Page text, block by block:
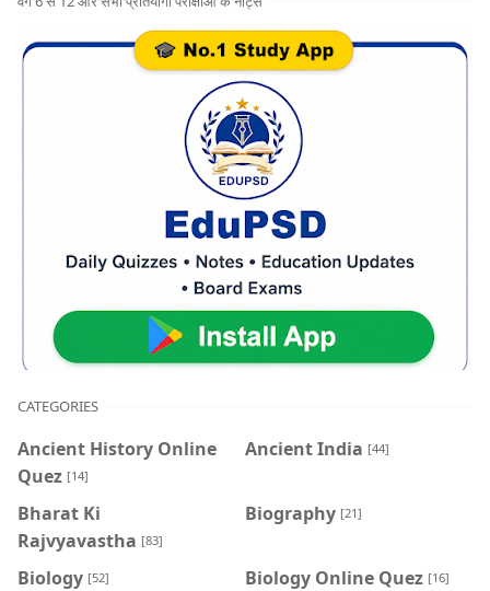
CATEGORIES
Ancient History Online
Quez [14]
Ancient India [44]
Bharat Ki
Rajvyavastha [83]
Biography [21]
Biology [52] Biology Online Quez [16]